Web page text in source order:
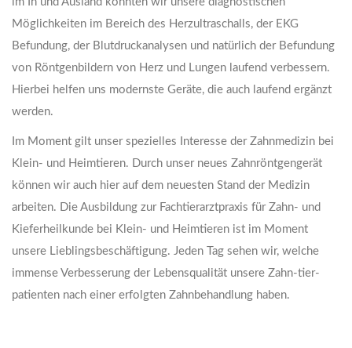
Möglichkeiten im Bereich des Herzultraschalls, der EKG
Befundung, der Blutdruckanalysen und natürlich der Befundung
von Röntgenbildern von Herz und Lungen laufend verbessern.
Hierbei helfen uns modernste Geräte, die auch laufend ergänzt
werden.
Im Moment gilt unser spezielles Interesse der Zahnmedizin bei
Klein- und Heimtieren. Durch unser neues Zahnröntgengerät
können wir auch hier auf dem neuesten Stand der Medizin
arbeiten. Die Ausbildung zur Fachtierarztpraxis für Zahn- und
Kieferheilkunde bei Klein- und Heimtieren ist im Moment
unsere Lieblingsbeschäftigung. Jeden Tag sehen wir, welche
immense Verbesserung der Lebensqualität unsere Zahn-tier-
patienten nach einer erfolgten Zahnbehandlung haben.